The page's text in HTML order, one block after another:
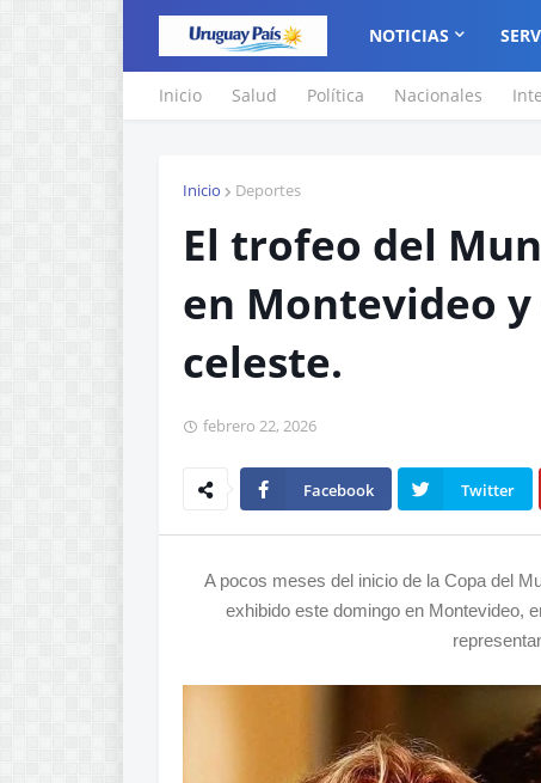
NOTICIAS
Inicio Salud Política Nacionales
Inicio Deportes
El trofeo del
en Montevideo
celeste.
febrero 22, 2026
Facebook Twitter
A pocos meses del inicio de la Copa del
exhibido este domingo en Montevideo,